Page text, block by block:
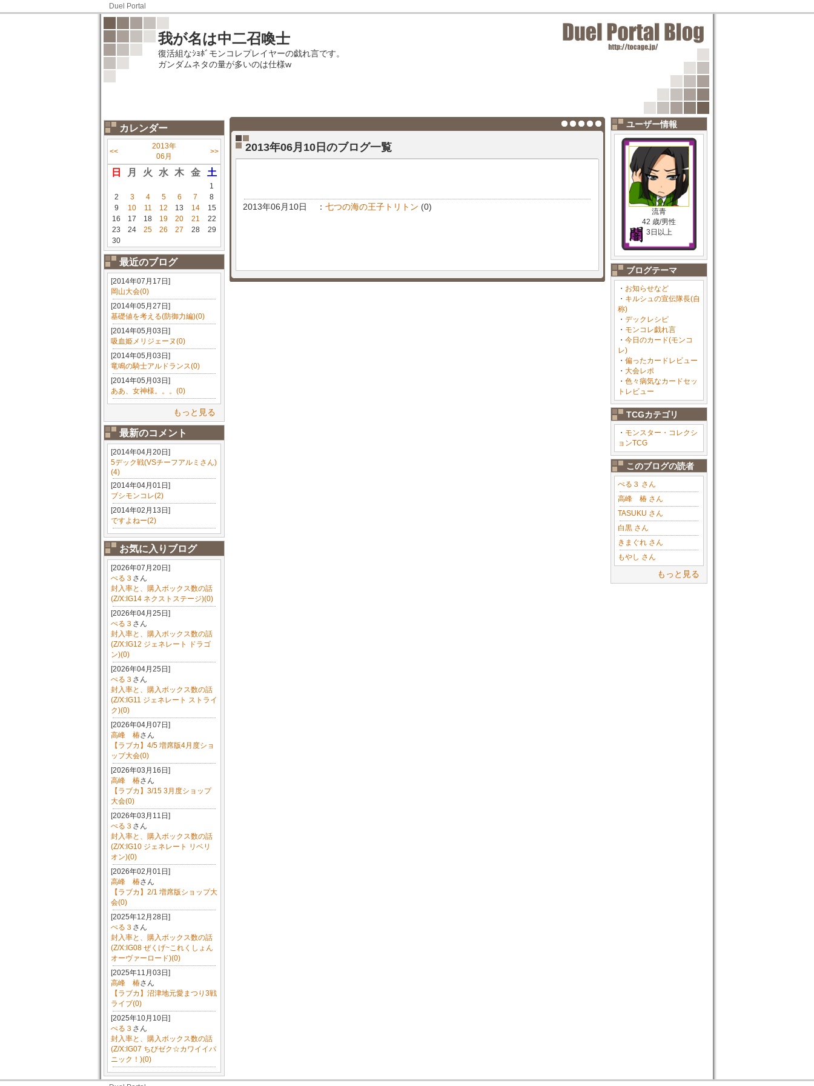
Duel Portal
我が名は中二召喚士
復活組なｼｮﾎﾞモンコレプレイヤーの戯れ言です。
ガンダムネタの量が多いのは仕様w
カレンダー
<<
2013年
06月
>>
日 月 火 水 木 金 土
1
2
3 4 5 6 7
8
9
10 11 12 13 14
15
16
17 18 19 20 21
22
23
24 25 26 27 28
29
30
最近のブログ
[2014年07月17日]
岡山大会(0)
[2014年05月27日]
基礎値を考える(防御力編)(0)
[2014年05月03日]
吸血姫メリジェーヌ(0)
[2014年05月03日]
竜鳴の騎士アルドランス(0)
[2014年05月03日]
ああ、女神様。。。(0)
もっと見る
最新のコメント
[2014年04月20日]
5デック戦(VSチーフアルミさん)
(4)
[2014年04月01日]
ブシモンコレ(2)
[2014年02月13日]
ですよねー(2)
お気に入りブログ
[2026年07月20日]
ぺる３ さん
封入率と、購入ボックス数の話
(Z/X:IG14 ネクストステージ)(0)
[2026年04月25日]
ぺる３ さん
封入率と、購入ボックス数の話
(Z/X:IG12 ジェネレート ドラゴ
ン)(0)
[2026年04月25日]
ぺる３ さん
封入率と、購入ボックス数の話
(Z/X:IG11 ジェネレート ストライ
ク)(0)
[2026年04月07日]
高峰 椿さん
【ラブカ】4/5 増席版4月度ショ
ップ大会(0)
[2026年03月16日]
高峰 椿さん
【ラブカ】3/15 3月度ショップ
大会(0)
[2026年03月11日]
ぺる３ さん
封入率と、購入ボックス数の話
(Z/X:IG10 ジェネレート リベリ
オン)(0)
[2026年02月01日]
高峰 椿さん
【ラブカ】2/1 増席版ショップ大
会(0)
[2025年12月28日]
ぺる３ さん
封入率と、購入ボックス数の話
(Z/X:IG08 ぜくげ~これくしょん
オーヴァーロード)(0)
[2025年11月03日]
高峰 椿さん
【ラブカ】沼津地元愛まつり3戦
ライブ(0)
[2025年10月10日]
ぺる３ さん
封入率と、購入ボックス数の話
(Z/X:IG07 ちびゼク☆カワイイパ
ニック！)(0)
ユーザー情報
流青
42 歳/男性
3日以上
ブログテーマ
・ お知らせなど
・ キルシュの宣伝隊長(自
称)
・ デックレシピ
・ モンコレ戯れ言
・ 今日のカード(モンコ
レ)
・ 偏ったカードレビュー
・ 大会レポ
・ 色々病気なカードセッ
トレビュー
TCGカテゴリ
・ モンスター・コレクシ
ョンTCG
このブログの読者
ぺる３ さん
高峰 椿 さん
TASUKU さん
白黒 さん
きまぐれ さん
もやし さん
もっと見る
2013年06月10日のブログ一覧
2013年06月10日 ： 七つの海の王子トリトン (0)